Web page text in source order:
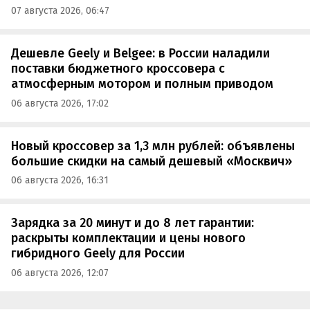
07 августа 2026, 06:47
Дешевле Geely и Belgee: в России наладили
поставки бюджетного кроссовера с
атмосферным мотором и полным приводом
06 августа 2026, 17:02
Новый кроссовер за 1,3 млн рублей: объявлены
большие скидки на самый дешевый «Москвич»
06 августа 2026, 16:31
Зарядка за 20 минут и до 8 лет гарантии:
раскрыты комплектации и цены нового
гибридного Geely для России
06 августа 2026, 12:07